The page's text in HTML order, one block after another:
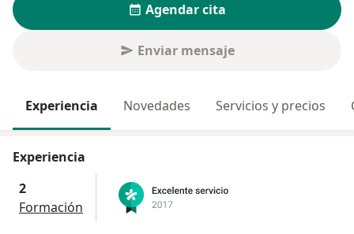
Agendar cita
Enviar mensaje
Experiencia Novedades Servicios y precios
Experiencia
2
Formación